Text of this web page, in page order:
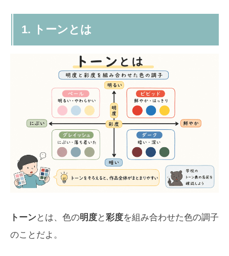
1. トーンとは
トーンとは、色の明度と彩度を組み合わせた色の調子
のことだよ。